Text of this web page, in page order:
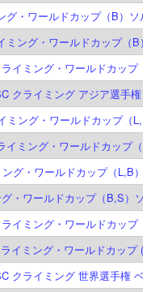
グ・ワールドカップ（B）ソル
ミング・ワールドカップ（B）
イミング・ワールドカップ（
クライミング アジア選手権
ミング・ワールドカップ（
イミング・ワールドカップ（B
グ・ワールドカップ（L,B）
・ワールドカップ（B,S）ソ
イミング・ワールドカップ（
イミング・ワールドカップ
クライミング 世界選手権 ベ